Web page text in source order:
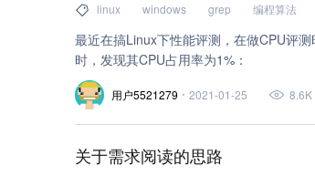
linux windows grep 编程算法
最近在搞Linux下性能评测，在做CPU评
时，发现其CPU占用率为1%：
用户5521279 2021-01-25 8.6K
关于需求阅读的思路